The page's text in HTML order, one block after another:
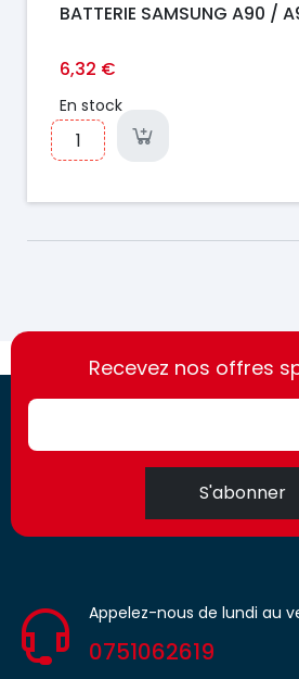
BATTERIE SAMSUNG A90 /
6,32 €
En stock
https://france-
access.fr
https://france-
access.fr
Recevez nos offres
S'abonner
Appelez-nous de lundi au
0751062619